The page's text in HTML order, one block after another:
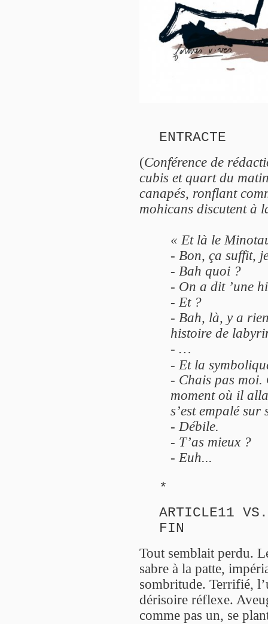
ENTRACTE
(Conférence de
cubis et quart du
canapés, ronflant
mohicans discutent à
« Et là le
- Bon, ça suffit,
- Bah quoi ?
- On a dit ’une
- Et ?
- Bah, là, y a
histoire de
- …
- Et la
- Chais pas moi.
moment où il
s’est empalé sur
- Débile.
- T’as mieux ?
- Euh...
*
ARTICLE11
FIN
Tout semblait perdu.
sabre à la patte,
sombritude. Terrifié,
dérisoire réflexe.
comme pas un, se